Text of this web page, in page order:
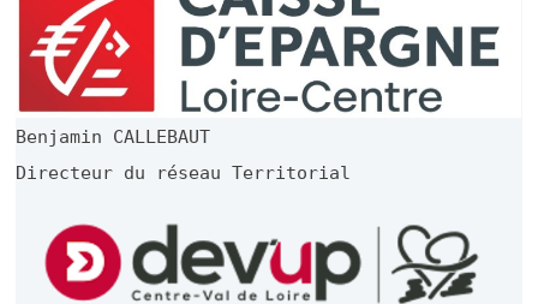
Benjamin CALLEBAUT
Directeur du réseau Territorial